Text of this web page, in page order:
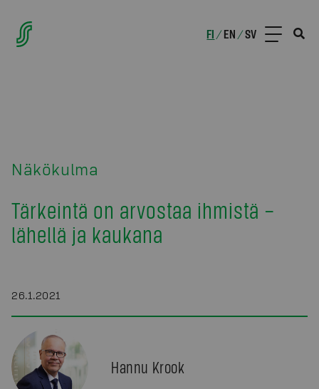
FI /EN /SV
Näkökulma
Tärkeintä on arvostaa ihmistä –
lähellä ja kaukana
26.1.2021
Hannu Krook